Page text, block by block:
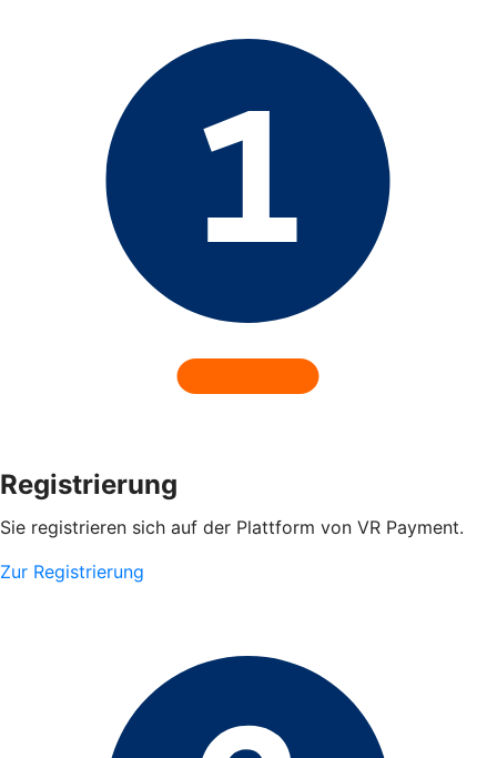
Registrierung
Sie registrieren sich auf der Plattform von VR Payment.
Zur Registrierung